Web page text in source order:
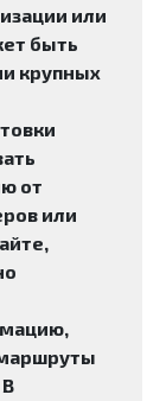
или
быть
крупных
от
или